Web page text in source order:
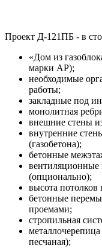
Проект Д-121ПБ - в
«Дом из
марки АР);
необходимые
работы;
закладные под
монолитная
внешние стены
внутренние
(газобетона);
бетонные
вентиляционные
(опционально);
высота потолков
бетонные
проемами;
стропильная
песчаная);